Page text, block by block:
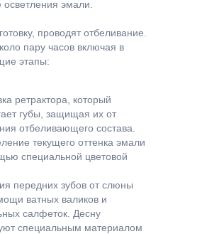
эмали.
проводят отбеливание.
пару часов включая в
этапы:
ретрактора, который
губы, защищая их от
отбеливающего состава.
текущего оттенка эмали
специальной цветовой
передних зубов от слюны
ватных валиков и
салфеток. Десну
специальным материалом